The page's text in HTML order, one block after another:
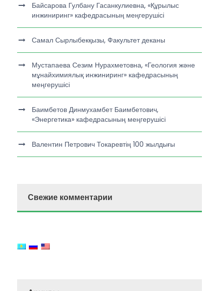
Байсарова Гулбану Гасанкулиевна, «Құрылыс
инжиниринг» кафедрасының меңгерушісі
Самал Сырлыбекқызы, Факультет деканы
Мустапаева Сезим Нурахметовна, «Геология және
мұнайхимиялық инжиниринг» кафедрасының
меңгерушісі
Баимбетов Динмухамбет Баимбетович,
«Энергетика» кафедрасының меңгерушісі
Валентин Петрович Токаревтің 100 жылдығы
Свежие комментарии